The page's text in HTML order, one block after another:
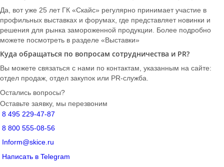
Да, вот уже 25 лет ГК «Скайс» регулярно принимает участие в
профильных выставках и форумах, где представляет новинки и
решения для рынка замороженной продукции. Более подробно
можете посмотреть в разделе «Выставки»
Куда обращаться по вопросам сотрудничества и PR?
Вы можете связаться с нами по контактам, указанным на сайте:
отдел продаж, отдел закупок или PR-служба.
Остались вопросы?
Оставьте заявку, мы перезвоним
8 495 229-47-87
8 800 555-08-56
Inform@skice.ru
Написать в Telegram